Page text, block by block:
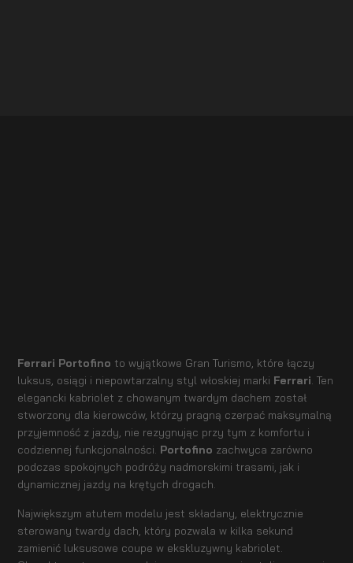
Ferrari Portofino to wyjątkowe Gran Turismo, które łączy
luksus, osiągi i niepowtarzalny styl włoskiej marki Ferrari . Ten
elegancki kabriolet z chowanym twardym dachem został
stworzony dla kierowców, którzy pragną czerpać maksymalną
przyjemność z jazdy, nie rezygnując przy tym z komfortu i
codziennej funkcjonalności. Portofino zachwyca zarówno
podczas spokojnych podróży nadmorskimi trasami, jak i
dynamicznej jazdy na krętych drogach.
Największym atutem modelu jest składany, elektrycznie
sterowany twardy dach, który pozwala w kilka sekund
zamienić luksusowe coupe w ekskluzywny kabriolet.